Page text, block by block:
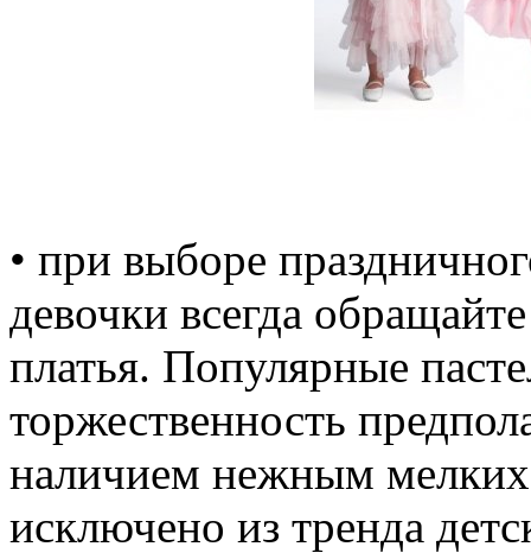
• при выборе
девочки всегда
платья. Популярные
торжественность
наличием нежным мелких
исключено из тренда